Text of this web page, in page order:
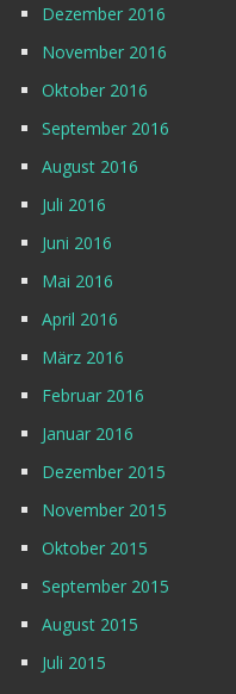
Dezember 2016
November 2016
Oktober 2016
September 2016
August 2016
Juli 2016
Juni 2016
Mai 2016
April 2016
März 2016
Februar 2016
Januar 2016
Dezember 2015
November 2015
Oktober 2015
September 2015
August 2015
Juli 2015